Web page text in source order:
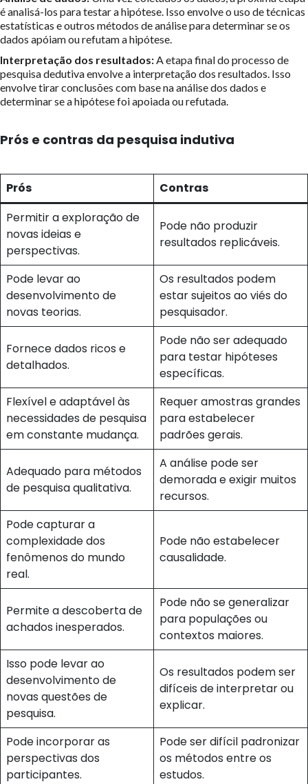
é analisá-los para testar a hipótese. Isso envolve o uso de técnicas
estatísticas e outros métodos de análise para determinar se os
dados apóiam ou refutam a hipótese.
Interpretação dos resultados:A etapa final do processo de
pesquisa dedutiva envolve a interpretação dos resultados. Isso
envolve tirar conclusões com base na análise dos dados e
determinar se a hipótese foi apoiada ou refutada.
Prós e contras da pesquisa indutiva
Prós
Contras
Permitir a exploração de
novas ideias e
perspectivas.
Pode não produzir
resultados replicáveis.
Pode levar ao
desenvolvimento de
novas teorias.
Os resultados podem
estar sujeitos ao viés do
pesquisador.
Fornece dados ricos e
detalhados.
Pode não ser adequado
para testar hipóteses
específicas.
Flexível e adaptável às
necessidades de pesquisa
em constante mudança.
Requer amostras grandes
para estabelecer
padrões gerais.
Adequado para métodos
de pesquisa qualitativa.
A análise pode ser
demorada e exigir muitos
recursos.
Pode capturar a
complexidade dos
fenômenos do mundo
real.
Pode não estabelecer
causalidade.
Permite a descoberta de
achados inesperados.
Pode não se generalizar
para populações ou
contextos maiores.
Isso pode levar ao
desenvolvimento de
novas questões de
pesquisa.
Os resultados podem ser
difíceis de interpretar ou
explicar.
Pode incorporar as
perspectivas dos
participantes.
Pode ser difícil padronizar
os métodos entre os
estudos.